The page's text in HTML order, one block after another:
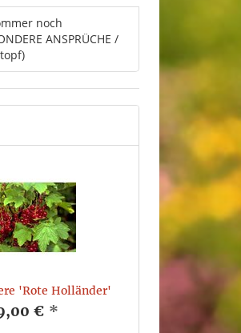
noch
ANSPRÜCHE /
'Rote Holländer'
€ *